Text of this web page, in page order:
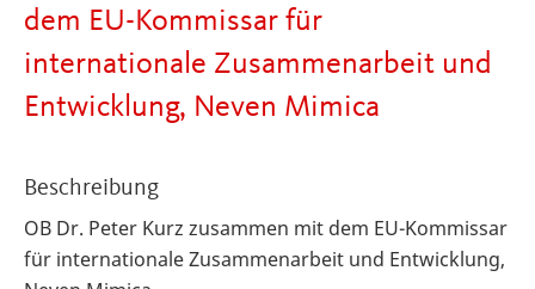
dem EU-Kommissar für
internationale Zusammenarbeit und
Entwicklung, Neven Mimica
Beschreibung
OB Dr. Peter Kurz zusammen mit dem EU-Kommissar
für internationale Zusammenarbeit und Entwicklung,